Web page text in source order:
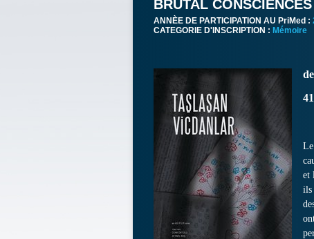
BRUTAL CONSCIENCES
ANNÈE DE PARTICIPATION AU PriMed :
CATEGORIE D'INSCRIPTION : Mémoire
et
ils